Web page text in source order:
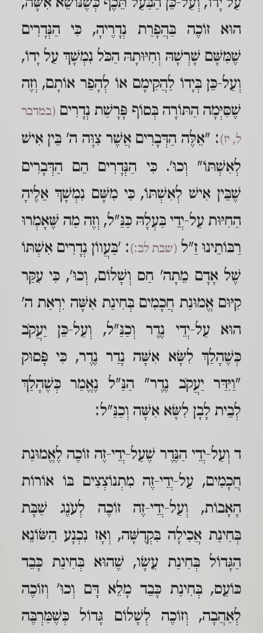
הוּא זוֹכֶה בַּהֲפָרַת נְדָרֶיהָ, כִּי הַנְּדָרִים
שֶׁמִּשָּׁם שָׁרְשָׁהּ וְחִיּוּתָהּ הַכֹּל נִמְשָׁךְ עַל יָדוֹ,
וְעַל-כֵּן בְּיָדוֹ לַהֲקִימָם אוֹ לְהָפֵר אוֹתָם, וְזֶה
שֶׁסִּיְּמָה הַתּוֹרָה בְּסוֹף פָּרָשַׁת נְדָרִים (במדבר
ל, יז): "אֵלֶּה הַדְּבָרִים אֲשֶׁר צִוָּה ה' בֵּין אִישׁ
לְאִשְׁתּוֹ" וְכוּ'. כִּי הַנְּדָרִים הֵם הַדְּבָרִים
שֶׁבֵּין אִישׁ לְאִשְׁתּוֹ, כִּי מִשָּׁם נִמְשָׁךְ אֵלֶיהָ
הַחִיּוּת עַל-יְדֵי בַּעְלָהּ כַּנַּ"ל, וְזֶה מַה שֶּׁאָמְרוּ
רַבּוֹתֵינוּ זַ"ל (שבת לב:): 'בַּעֲווֹן נְדָרִים אִשְׁתּוֹ
שֶׁל אָדָם מֵתָה' חַס וְשָׁלוֹם, וְכוּ', כִּי עִקַּר
קִיּוּם אֱמוּנַת חֲכָמִים בְּחִינַת אִשָּׁה יִרְאַת ה'
הוּא עַל-יְדֵי נֶדֶר וְכַנַּ"ל, וְעַל-כֵּן יַעֲקֹב
כְּשֶׁהָלַךְ לִשָּׂא אִשָּׁה נָדַר נֶדֶר, כִּי פָּסוּק
"וַיִּדַּר יַעֲקֹב נֶדֶר" הַנַּ"ל נֶאֱמַר כְּשֶׁהָלַךְ
לְבֵית לָבָן לִשָּׂא אִשָּׁה וְכַנַּ"ל:
ד וְעַל-יְדֵי הַנֶּדֶר שֶׁעַל-יְדֵי-זֶה זוֹכֶה לֶאֱמוּנַת
חֲכָמִים, עַל-יְדֵי-זֶה מִתְנוֹצְצִים בּוֹ אוֹרוֹת
הָאָבוֹת, וְעַל-יְדֵי-זֶה זוֹכֶה לְעֹנֶג שַׁבָּת
בְּחִינַת אֲכִילָה בִּקְדֻשָּׁה, וְאָז נִכְנָע הַשּׂוֹנֵא
הַגָּדוֹל בְּחִינַת עֵשָׂו, שֶׁהוּא בְּחִינַת כָּבֵד
כּוֹעֵס, בְּחִינַת כָּבֵד מָלֵא דָּם וְכוּ' וְזוֹכֶה
לְאַהֲבָה, וְזוֹכֶה לְשָׁלוֹם גָּדוֹל כְּשֶׁמַּרְבֶּה